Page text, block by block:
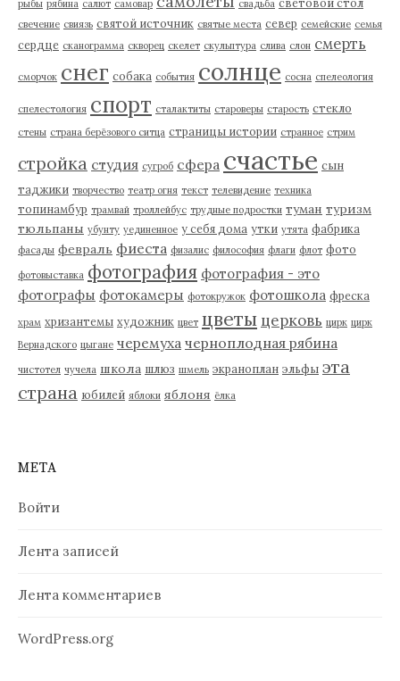
рыбы рябина салют самовар свадьба световой стол
свечение свиязь святой источник святые места север семейские семья
сердце сканограмма скворец скелет скульптура слива слон смерть
сморчок снег собака события солнце сосна спелеология
спелестология спорт сталактиты староверы старость стекло
стены страна берёзового ситца страницы истории странное стрим
стройка студия сугроб сфера счастье сын
таджики творчество театр огня текст телевидение техника
топинамбур трамвай троллейбус трудные подростки туман туризм
тюльпаны убунту уединенное у себя дома утки утята фабрика
фасады февраль фиеста физалис философия флаги флот фото
фотовыставка фотография фотография - это
фотографы фотокамеры фотокружок фотошкола фреска
храм хризантемы художник цвет цветы церковь цирк цирк
Вернадского цыгане черемуха черноплодная рябина
чистотел чучела школа шлюз шмель экраноплан эльфы эта
страна юбилей яблоки яблоня ёлка
МЕТА
Войти
Лента записей
Лента комментариев
WordPress.org